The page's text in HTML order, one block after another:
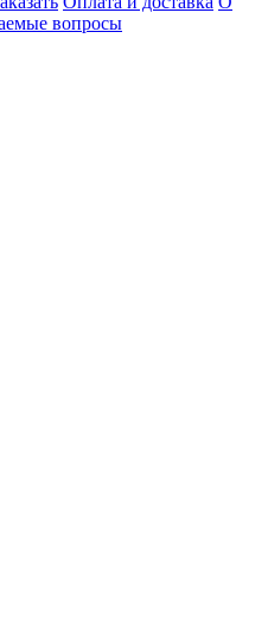
вопросы